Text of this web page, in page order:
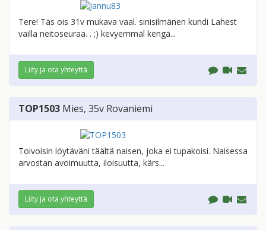
Tere! Täs ois 31v mukava vaal. sinisilmänen kundi Lahest
vailla neitoseuraa. . ;) kevyemmäl kengä...
Liity ja ota yhteyttä
TOP1503 Mies, 35v Rovaniemi
Toivoisin löytäväni täältä naisen, joka ei tupakoisi. Naisessa
arvostan avoimuutta, iloisuutta, kärs...
Liity ja ota yhteyttä